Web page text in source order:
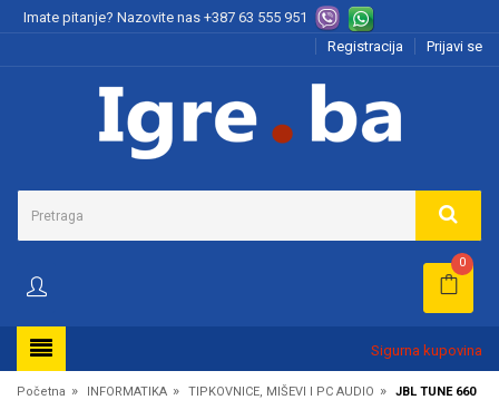
Imate pitanje? Nazovite nas +387 63 555 951
Registracija
Prijavi se
0
Sigurna kupovina
Početna » INFORMATIKA » TIPKOVNICE, MIŠEVI I PC AUDIO »
JBL TUNE 660